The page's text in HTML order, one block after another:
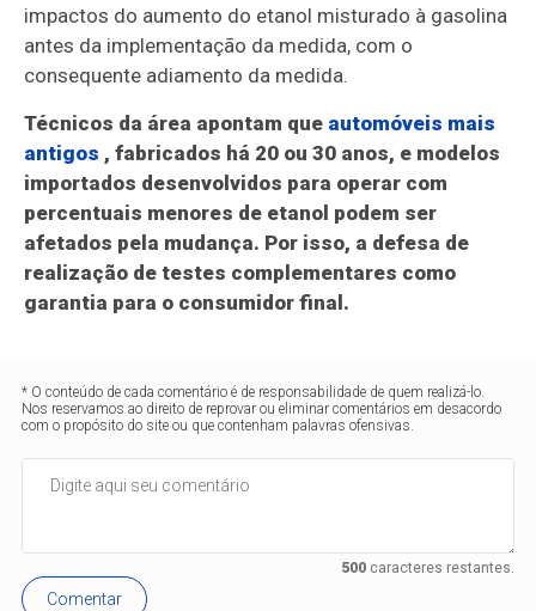
impactos do aumento do etanol misturado à gasolina
antes da implementação da medida, com o
consequente adiamento da medida.
Técnicos da área apontam que automóveis mais
antigos , fabricados há 20 ou 30 anos, e modelos
importados desenvolvidos para operar com
percentuais menores de etanol podem ser
afetados pela mudança. Por isso, a defesa de
realização de testes complementares como
garantia para o consumidor final.
* O conteúdo de cada comentário é de responsabilidade de quem realizá-lo.
Nos reservamos ao direito de reprovar ou eliminar comentários em desacordo
com o propósito do site ou que contenham palavras ofensivas.
500caracteres restantes.
Comentar